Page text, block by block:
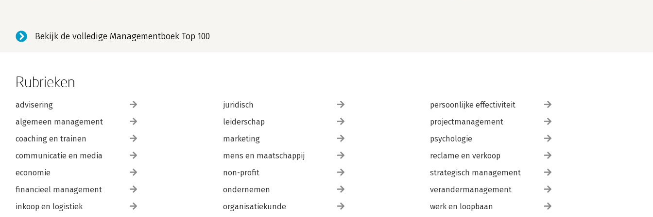
Bekijk de volledige Managementboek Top 100
Rubrieken
advisering
algemeen management
coaching en trainen
communicatie en media
economie
financieel management
inkoop en logistiek
juridisch
leiderschap
marketing
mens en maatschappij
non-profit
ondernemen
organisatiekunde
persoonlijke effectiviteit
projectmanagement
psychologie
reclame en verkoop
strategisch management
verandermanagement
werk en loopbaan